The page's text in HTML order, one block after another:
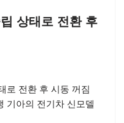
상태로 전환 후
로 전환 후 시동 꺼짐
기아의 전기차 신모델